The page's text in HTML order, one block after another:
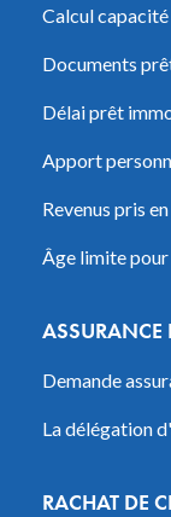
Calcul
Documents
Délai prêt
Apport
Revenus pris
Âge limite
ASSURANCE
Demande
La délégation
RACHAT DE